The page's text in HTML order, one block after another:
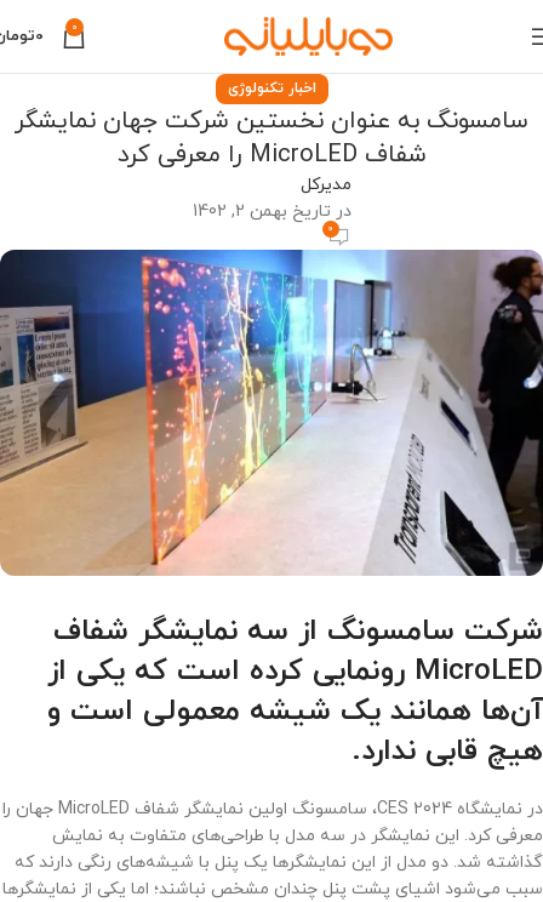
0
0
اخبار تکنولوژی
سامسونگ به عنوان نخستین شرکت جهان نمایشگر
شفاف MicroLED را معرفی کرد
مدیرکل
در تاریخ بهمن 2, 1402
0
شرکت سامسونگ از سه نمایشگر شفاف
MicroLED رونمایی کرده است که یکی از
آن‌ها همانند یک شیشه معمولی است و
هیچ قابی ندارد.
در نمایشگاه CES 2024، سامسونگ اولین نمایشگر شفاف MicroLED جهان را
معرفی کرد. این نمایشگر در سه مدل با طراحی‌های متفاوت به نمایش
گذاشته شد. دو مدل از این نمایشگرها یک پنل با شیشه‌های رنگی دارند که
سبب می‌شود اشیای پشت پنل‌ چندان مشخص نباشند؛ اما یکی از نمایشگرها